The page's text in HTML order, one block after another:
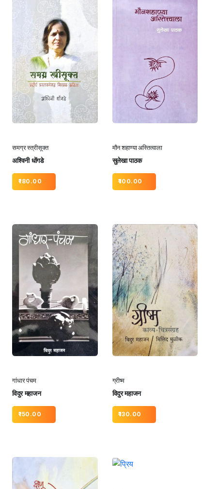
समग्र स्त्रीसूक्त
अश्विनी धोंगडे
180.00
मौन शहाण्या अस्तित्वाला
सुलेखा पाठक
100.00
गांधार पंचम
विदुर महाजन
150.00
ग्रीष्म
विदुर महाजन
130.00